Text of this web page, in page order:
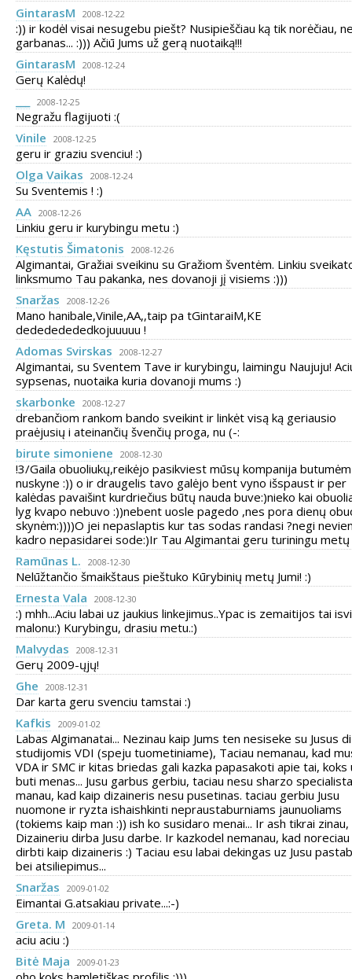
GintarasM
2008-12-22
:)) ir kodėl visai nesugebu piešt? Nusipieščiau ką tik norėčiau,
garbanas... :))) Ačiū Jums už gerą nuotaiką!!!
GintarasM
2008-12-24
Gerų Kalėdų!
2008-12-25
Negražu flagijuoti :(
Vinile
2008-12-25
geru ir graziu svenciu! :)
Olga Vaikas
2008-12-24
Su Sventemis ! :)
AA 2008-12-26
Linkiu geru ir kurybingu metu :)
Kęstutis Šimatonis
2008-12-26
Algimantai, Gražiai sveikinu su Gražiom šventėm. Linkiu
linksmumo Tau pakanka, nes dovanoji jį visiems :)))
Snaržas
2008-12-26
Mano hanibale,Vinile,AA,,taip pa tGintaraiM,KE
dedededededkojuuuuu !
Adomas Svirskas
2008-12-27
Algimantai, su Sventem Tave ir kurybingu, laimingu Naujuju!
sypsenas, nuotaika kuria dovanoji mums :)
skarbonke
2008-12-27
drebančiom rankom bando sveikint ir linkėt visą ką geriausio
praėjusių i ateinančių švenčių proga, nu (-:
birute simoniene
2008-12-30
!3/Gaila obuoliukų,reikėjo pasikviest mūsų kompanija butumėm
nuskyne :)) o ir draugelis tavo galėjo bent vyno išspaust ir per
kalėdas pavaišint kurdriečius būtų nauda buve:)nieko kai
lyg kvapo nebuvo :))nebent uosle pagedo ,nes pora dienų
skynėm:))))O jei nepaslaptis kur tas sodas randasi ?negi
kadro nepasidarei sode:)Ir Tau Algimantai geru turiningu metų
Ramūnas L.
2008-12-30
Nelūžtančio šmaikštaus pieštuko Kūrybinių metų Jumi! :)
Ernesta Vala
2008-12-30
:) mhh...Aciu labai uz jaukius linkejimus..Ypac is zemaitijos tai
malonu:) Kurybingu, drasiu metu.:)
Malvydas
2008-12-31
Gerų 2009-ųjų!
Ghe
2008-12-31
Dar karta geru svenciu tamstai :)
Kafkis
2009-01-02
Labas Algimanatai... Nezinau kaip Jums ten nesiseke su Jusus
studijomis VDI (speju tuometiniame), Taciau nemanau, kad
VDA ir SMC ir kitas briedas gali kazka papasakoti apie tai,
buti menas... Jusu garbus gerbiu, taciau nesu sharzo
manau, kad kaip dizaineris nesu pusetinas. taciau gerbiu Jusu
nuomone ir ryzta ishaishkinti nepraustaburniams jaunuoliams
(tokiems kaip man :)) ish ko susidaro menai... Ir ash tikrai zinau,
Dizaineriu dirba Jusu darbe. Ir kazkodel nemanau, kad
dirbti kaip dizaineris :) Taciau esu labai dekingas uz Jusu
bei atsiliepimus...
Snaržas
2009-01-02
Eimantai G.atsakiau private...:-)
Greta. M
2009-01-14
aciu aciu :)
Bitė Maja
2009-01-23